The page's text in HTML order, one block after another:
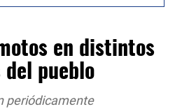
en distintos
del pueblo
periódicamente